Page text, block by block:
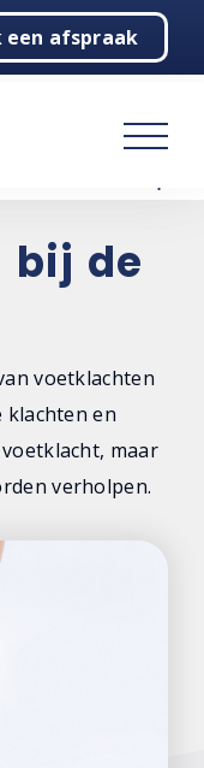
een afspraak
bij de
voetklachten
klachten en
maar
verholpen.